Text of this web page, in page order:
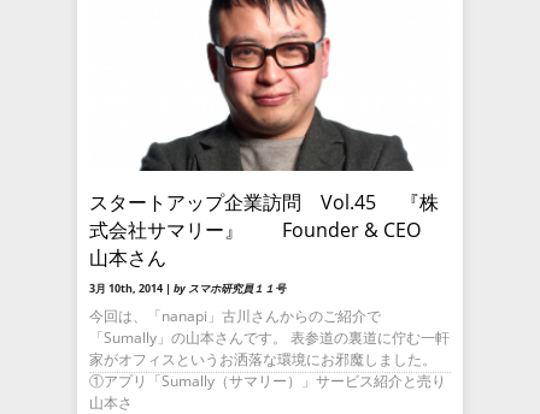
スタートアップ企業訪問 Vol.45 『株
式会社サマリー』 Founder & CEO
山本さん
3月 10th, 2014 | by スマホ研究員１１号
今回は、「nanapi」古川さんからのご紹介で
「Sumally」の山本さんです。 表参道の裏道に佇む一軒
家がオフィスというお洒落な環境にお邪魔しました。
①アプリ「Sumally（サマリー）」サービス紹介と売り
山本さ